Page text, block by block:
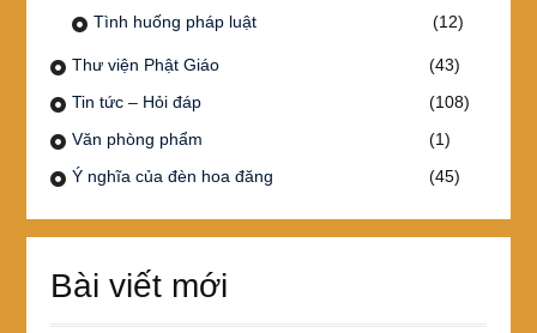
Tình huống pháp luật
(12)
Thư viện Phật Giáo
(43)
Tin tức – Hỏi đáp
(108)
Văn phòng phẩm
(1)
Ý nghĩa của đèn hoa đăng
(45)
Bài viết mới